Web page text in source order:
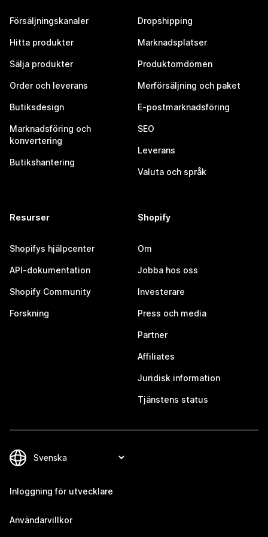
Försäljningskanaler
Hitta produkter
Sälja produkter
Order och leverans
Butiksdesign
Marknadsföring och
konvertering
Butikshantering
Dropshipping
Marknadsplatser
Produktomdömen
Merförsäljning och paket
E-postmarknadsföring
SEO
Leverans
Valuta och språk
Resurser
Shopifys hjälpcenter
API-dokumentation
Shopify Community
Forskning
Shopify
Om
Jobba hos oss
Investerare
Press och media
Partner
Affiliates
Juridisk information
Tjänstens status
Inloggning för utvecklare
Användarvillkor